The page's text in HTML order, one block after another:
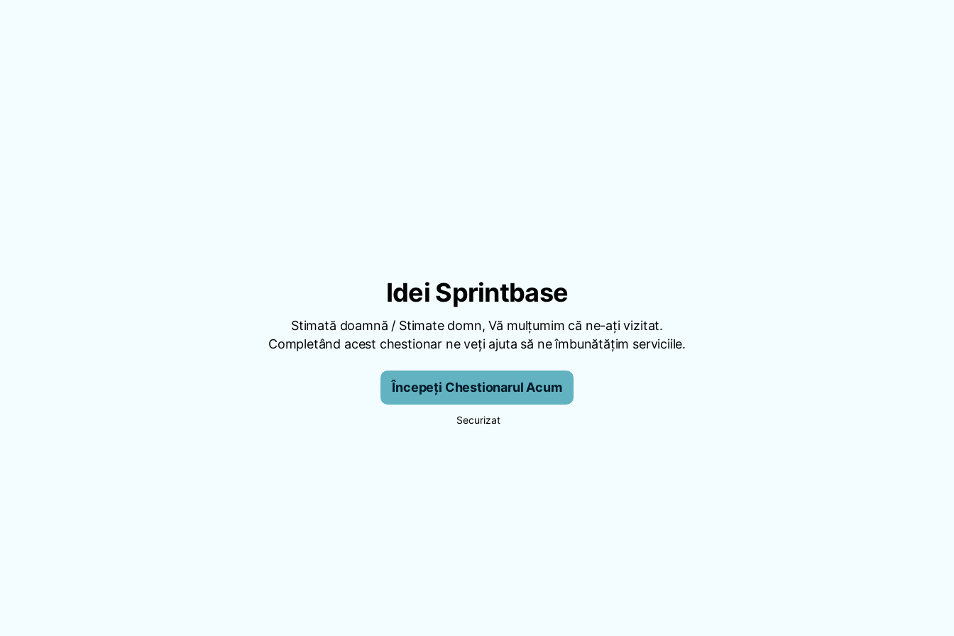
Idei Sprintbase
Stimată doamnă / Stimate domn, Vă mulțumim că ne-ați vizitat.
Completând acest chestionar ne veți ajuta să ne îmbunătățim serviciile.
Începeți Chestionarul Acum
Securizat